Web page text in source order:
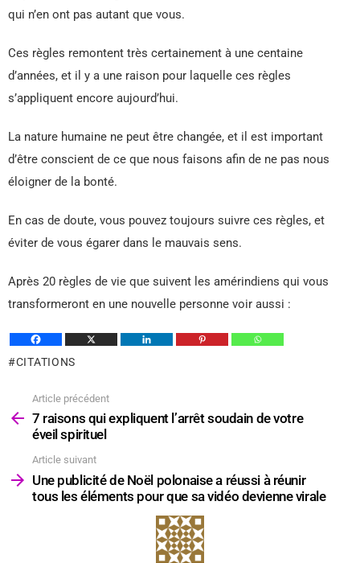
qui n’en ont pas autant que vous.
Ces règles remontent très certainement à une centaine
d’années, et il y a une raison pour laquelle ces règles
s’appliquent encore aujourd’hui.
La nature humaine ne peut être changée, et il est important
d’être conscient de ce que nous faisons afin de ne pas nous
éloigner de la bonté.
En cas de doute, vous pouvez toujours suivre ces règles, et
éviter de vous égarer dans le mauvais sens.
Après 20 règles de vie que suivent les amérindiens qui vous
transformeront en une nouvelle personne voir aussi :
CITATIONS
plus
Article précédent
7 raisons qui expliquent l’arrêt soudain de votre
éveil spirituel
Article suivant
Une publicité de Noël polonaise a réussi à réunir
tous les éléments pour que sa vidéo devienne virale